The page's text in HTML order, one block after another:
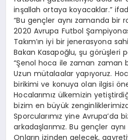
inşallah ortaya koyacaklar.”
“Bu gençler aynı zamanda bir
2020 Avrupa Futbol
Takım’ın iyi bir jenerasyona
Bakan Kasapoğlu, şu görüşleri
“Şenol hoca ile zaman zaman
Uzun mütalaalar yapıyoruz.
birikimi ve konuya olan ilgisi
Hocalarımız ülkemizin
bizim en büyük
Sporcularımız yine Avrupa’da
arkadaşlarımız. Bu gençler
Onların izinden gelecek,